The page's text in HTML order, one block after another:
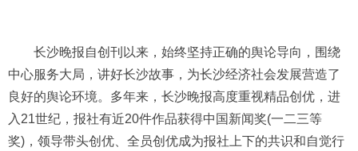
长沙晚报自创刊以来，始终坚持正确的舆论导向，围绕
中心服务大局，讲好长沙故事，为长沙经济社会发展营造了
良好的舆论环境。多年来，长沙晚报高度重视精品创优，进
入21世纪，报社有近20件作品获得中国新闻奖(一二三等
奖)，领导带头创优、全员创优成为报社上下的共识和自觉行